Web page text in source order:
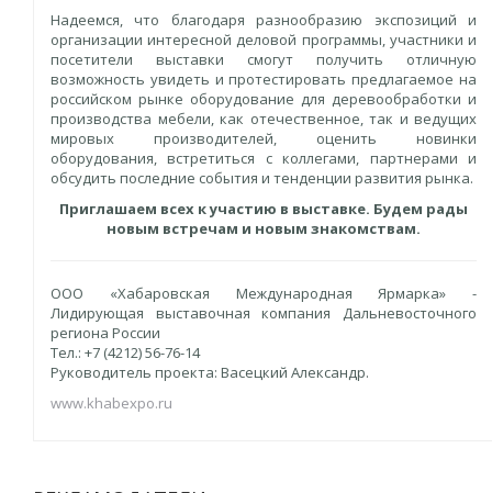
Надеемся, что благодаря разнообразию экспозиций и
организации интересной деловой программы, участники и
посетители выставки смогут получить отличную
возможность увидеть и протестировать предлагаемое на
российском рынке оборудование для деревообработки и
производства мебели, как отечественное, так и ведущих
мировых производителей, оценить новинки
оборудования, встретиться с коллегами, партнерами и
обсудить последние события и тенденции развития рынка.
Приглашаем всех к участию в выставке. Будем рады
новым встречам и новым знакомствам.
ООО «Хабаровская Международная Ярмарка» -
Лидирующая выставочная компания Дальневосточного
региона России
Тел.: +7 (4212) 56-76-14
Руководитель проекта: Васецкий Александр.
www.khabexpo.ru